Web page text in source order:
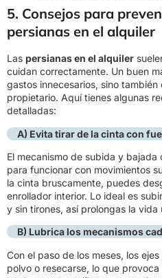
5. Consejos para
persianas en el alquiler
Las persianas en el alquiler
cuidan correctamente. Un buen
gastos innecesarios, sino
propietario. Aquí tienes algunas
detalladas:
A) Evita tirar de la cinta con
El mecanismo de subida y
para funcionar con movimientos
la cinta bruscamente, puedes
enrollador interior. Lo ideal es
y sin tirones, así prolongas la vida
B) Lubrica los mecanismos
Con el paso de los meses, los
polvo o resecarse, lo que